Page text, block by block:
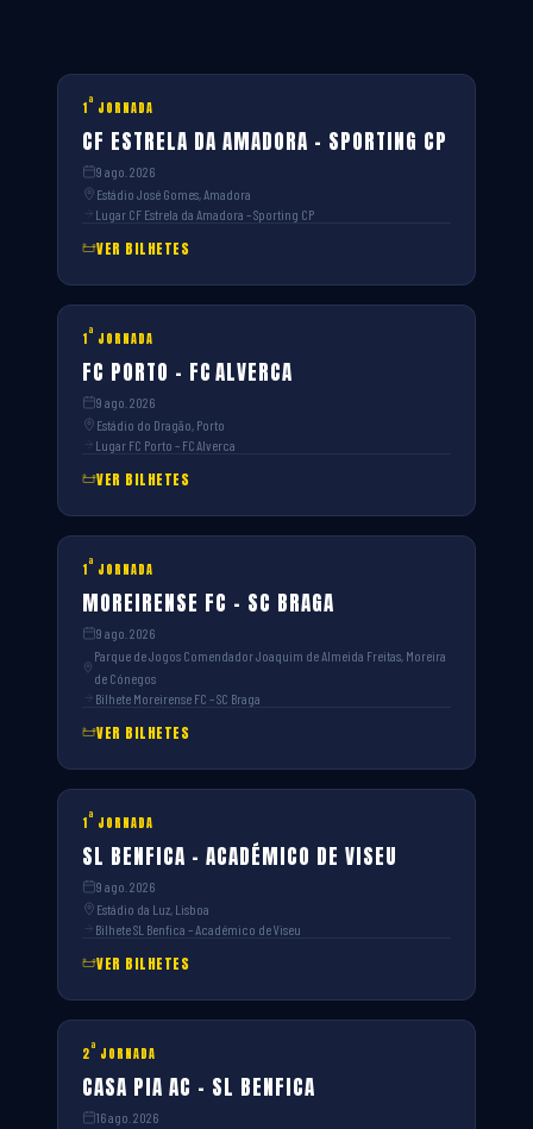
1ª JORNADA
CF ESTRELA DA AMADORA – SPORTING CP
9 ago. 2026
Estádio José Gomes, Amadora
Lugar CF Estrela da Amadora – Sporting CP
VER BILHETES
1ª JORNADA
FC PORTO – FC ALVERCA
9 ago. 2026
Estádio do Dragão, Porto
Lugar FC Porto – FC Alverca
VER BILHETES
1ª JORNADA
MOREIRENSE FC – SC BRAGA
9 ago. 2026
Parque de Jogos Comendador Joaquim de Almeida Freitas, Moreira
de Cónegos
Bilhete Moreirense FC – SC Braga
VER BILHETES
1ª JORNADA
SL BENFICA – ACADÉMICO DE VISEU
9 ago. 2026
Estádio da Luz, Lisboa
Bilhete SL Benfica – Académico de Viseu
VER BILHETES
2ª JORNADA
CASA PIA AC – SL BENFICA
16 ago. 2026